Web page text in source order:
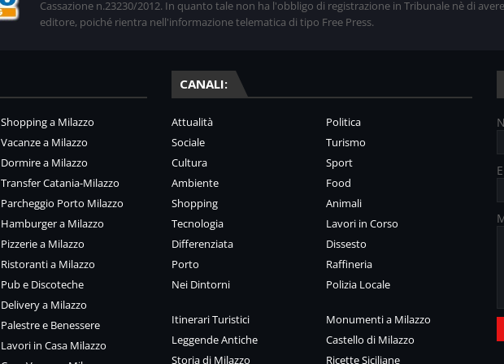
Cassazione n.23230/2012. In quanto tale non ha l'obbligo di registrazione in Tribunale nè di
editore, poiché rientra nell'informazione telematica di tipo Free Press.
Shopping a Milazzo
Vacanze a Milazzo
Dormire a Milazzo
Transfer Catania-Milazzo
Parcheggio Porto Milazzo
Hamburger a Milazzo
Pizzerie a Milazzo
Ristoranti a Milazzo
Pub e Discoteche
Delivery a Milazzo
Palestre e Benessere
Lavori in Casa Milazzo
CANALI:
Attualità
Politica
Sociale
Turismo
Cultura
Sport
Ambiente
Food
Shopping
Animali
Tecnologia
Lavori in Corso
Differenziata
Dissesto
Porto
Raffineria
Nei Dintorni
Polizia Locale
Itinerari Turistici
Monumenti a Milazzo
Leggende Antiche
Castello di Milazzo
Storia di Milazzo
Ricette Siciliane